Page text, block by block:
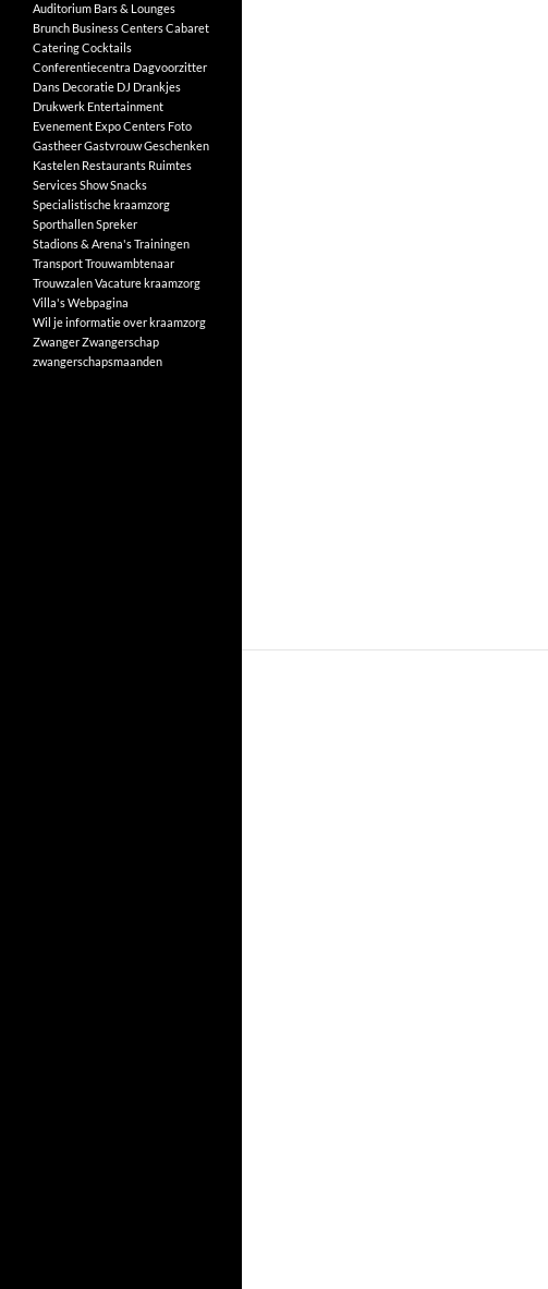
Auditorium Bars & Lounges
Brunch Business CentersCabaret
CateringCocktails
Conferentiecentra Dagvoorzitter
Dans Decoratie DJ Drankjes
Drukwerk Entertainment
Evenement Expo Centers Foto
GastheerGastvrouwGeschenken
Kastelen Restaurants Ruimtes
ServicesShowSnacks
Specialistische kraamzorg
SporthallenSpreker
Stadions & Arena'sTrainingen
TransportTrouwambtenaar
TrouwzalenVacature kraamzorg
Villa'sWebpagina
Wil je informatie over kraamzorg
ZwangerZwangerschap
zwangerschapsmaanden